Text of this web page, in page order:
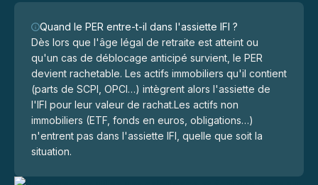
Quand le PER entre-t-il dans l'assiette IFI ?
Dès lors que l'âge légal de retraite est atteint ou
qu'un cas de déblocage anticipé survient, le PER
devient rachetable. Les actifs immobiliers qu'il contient
(parts de SCPI, OPCI…) intègrent alors l'assiette de
l'IFI pour leur valeur de rachat.Les actifs non
immobiliers (ETF, fonds en euros, obligations…)
n'entrent pas dans l'assiette IFI, quelle que soit la
situation.